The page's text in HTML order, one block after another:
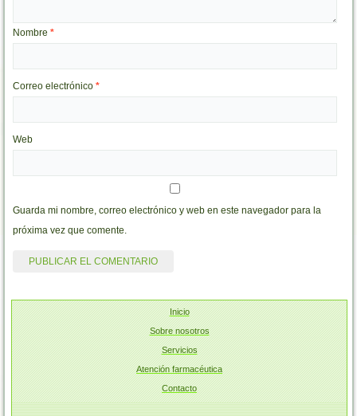
Nombre*
Correo electrónico*
Web
Guarda mi nombre, correo electrónico y web en este navegador para la
próxima vez que comente.
Inicio
Sobre nosotros
Servicios
Atención farmacéutica
Contacto